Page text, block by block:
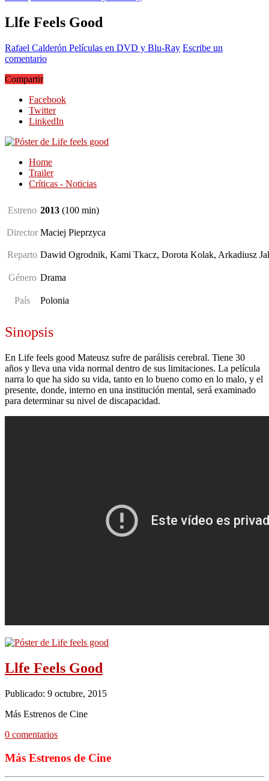
Llfe Feels Good
Rafael Calderón Películas en DVD y Blu-Ray Escribe un
comentario
Compartir
Facebook
Twitter
LinkedIn
Home
Trailer
Críticas - Noticias
Estreno 2013 (100 min)
Director Maciej Pieprzyca
Reparto Dawid Ogrodnik, Kami Tkacz, Dorota Kolak, Arkadiusz
Género Drama
País Polonia
Sinopsis
En Life feels good Mateusz sufre de parálisis cerebral. Tiene 30
años y lleva una vida normal dentro de sus limitaciones. La película
narra lo que ha sido su vida, tanto en lo bueno como en lo malo, y el
presente, donde, interno en una institución mental, será examinado
para determinar su nivel de discapacidad.
Llfe Feels Good
Publicado: 9 octubre, 2015
Más Estrenos de Cine
0 comentarios
Más Estrenos de Cine